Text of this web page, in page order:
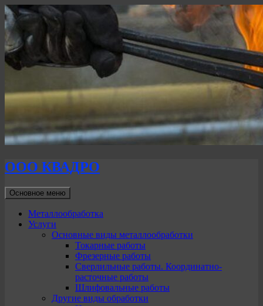
ООО КВАДРО
Поиск
Основное меню
к
содержимому
Металлообработка
Услуги
Основные виды металлообработки
Токарные работы
Фрезерные работы
Сверлильные работы. Координатно-
расточные работы
Шлифовальные работы
Другие виды обработки